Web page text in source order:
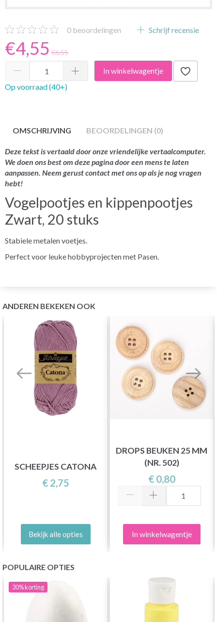
0 beoordelingen Schrijf recensie
€4,55 €6,55
In winkelwagentje
Op voorraad (40+)
OMSCHRIJVING BEOORDELINGEN (0)
Deze tekst is vertaald door onze vriendelijke vertaalcomputer.
We doen ons best om deze pagina door een mens te laten
aanpassen. Neem gerust contact met ons op als je nog vragen
hebt!
Vogelpootjes en kippenpootjes
Zwart, 20 stuks
Stabiele metalen voetjes.
Perfect voor leuke hobbyprojecten met Pasen.
ANDEREN BEKEKEN OOK
SCHEEPJES CATONA
€ 2,75
Bekijk alle opties
DROPS BEUKEN 25 MM
(NR. 502)
€ 0,80
In winkelwagentje
POPULAIRE OPTIES
30%korting